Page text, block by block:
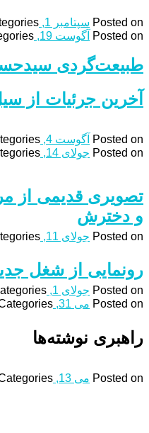
Posted on سپتامبر 1, 2017
Posted on آگوست 19, 2017
طبیعت‌گردی
Posted on آگوست 4, 2017
آخرین جرئیات از
Posted on جولای 14, 2017
Posted on جولای 11, 2017
تصویری قدیمی از
و دخترش
Posted on جولای 1, 2017
رونمایی از شغل
Posted on می 31, 2017
Posted on می 13, 2017
راهبری نوشته‌ها